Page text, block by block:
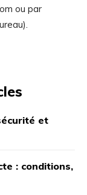
ou par
et
: conditions,